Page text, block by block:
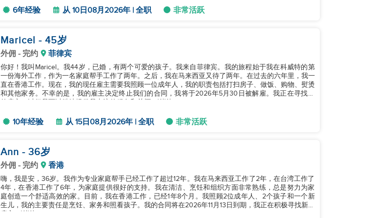
6年经验 从 10日08月2026年 | 全职 非常活跃
Maricel - 45岁
外佣 - 完约 菲律宾
你好！我叫Maricel。我44岁，已婚，有两个可爱的孩子。我来自菲律宾。我的旅程始于我在科威特的第
一份海外工作，作为一名家庭帮手工作了两年。之后，我在马来西亚又待了两年。在过去的六年里，我一
直在香港工作。现在，我的现任雇主需要我照顾一位成年人，我的职责包括打扫房子、做饭、购物、熨烫
和其他家务。不幸的是，我的雇主决定终止我们的合同，我将于2026年5月30日被解雇。我正在寻找新
10年经验 从 15日08月2026年 | 全职 非常活跃
Ann - 36岁
外佣 - 完约 香港
嗨，我是安，36岁。我作为专业家庭帮手已经工作了超过12年。我在马来西亚工作了2年，在台湾工作了
4年，在香港工作了6年，为家庭提供很好的支持。我在清洁、烹饪和组织方面非常熟练，总是努力为家
庭创造一个舒适高效的家。目前，我在香港工作，已经1年8个月。我照顾2位成年人、2个孩子和一个新
生儿，我的主要责任是烹饪、家务和照看孩子。我的合同将在2026年11月13日到期，我正在积极寻找新的